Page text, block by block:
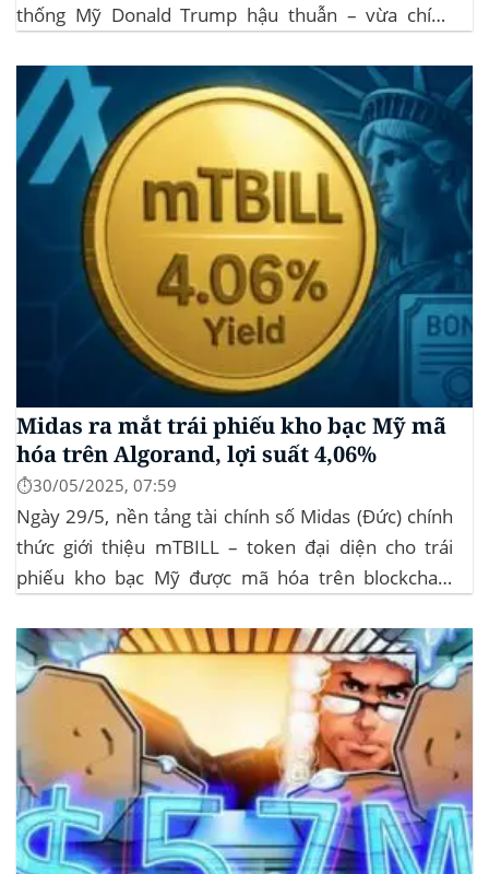
thống Mỹ Donald Trump hậu thuẫn – vừa chính
dịch Mỹ (SEC) để xin phê duyệt quỹ ETF Bitcoin...
Midas ra mắt trái phiếu kho bạc Mỹ mã
hóa trên Algorand, lợi suất 4,06%
⏱️30/05/2025, 07:59
Ngày 29/5, nền tảng tài chính số Midas (Đức) chính
thức giới thiệu mTBILL – token đại diện cho trái
phiếu kho bạc Mỹ được mã hóa trên blockchain
không yêu cầu mức đầu tư tối thiểu. mTBILL được
bảo chứng bằng...